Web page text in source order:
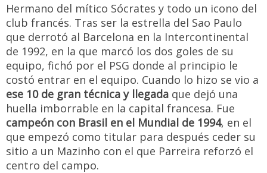
Hermano del mítico Sócrates y todo un icono del
club francés. Tras ser la estrella del Sao Paulo
que derrotó al Barcelona en la Intercontinental
de 1992, en la que marcó los dos goles de su
equipo, fichó por el PSG donde al principio le
costó entrar en el equipo. Cuando lo hizo se vio a
ese 10 de gran técnica y llegada que dejó una
huella imborrable en la capital francesa. Fue
campeón con Brasil en el Mundial de 1994, en el
que empezó como titular para después ceder su
sitio a un Mazinho con el que Parreira reforzó el
centro del campo.